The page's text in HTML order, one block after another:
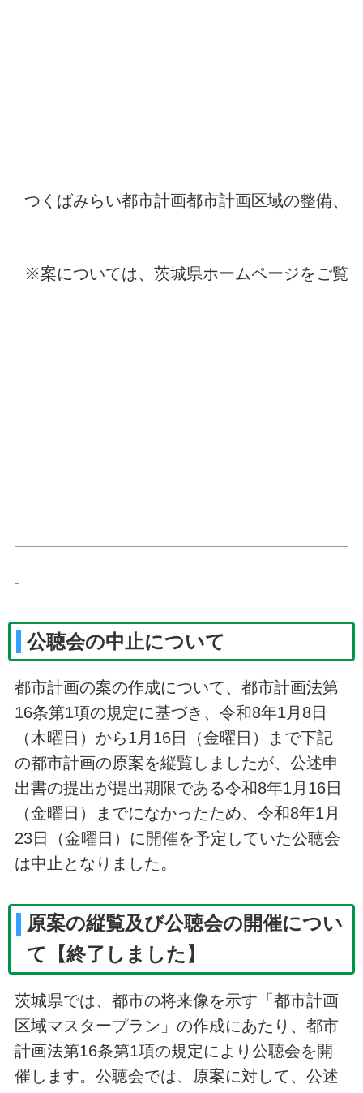
つくばみらい都市計画都市計画区域の整備、
※案については、茨城県ホームページをご覧
-
公聴会の中止について
都市計画の案の作成について、都市計画法第
16条第1項の規定に基づき、令和8年1月8日
（木曜日）から1月16日（金曜日）まで下記
の都市計画の原案を縦覧しましたが、公述申
出書の提出が提出期限である令和8年1月16日
（金曜日）までになかったため、令和8年1月
23日（金曜日）に開催を予定していた公聴会
は中止となりました。
原案の縦覧及び公聴会の開催につい
て【終了しました】
茨城県では、都市の将来像を示す「都市計画
区域マスタープラン」の作成にあたり、都市
計画法第16条第1項の規定により公聴会を開
催します。公聴会では、原案に対して、公述